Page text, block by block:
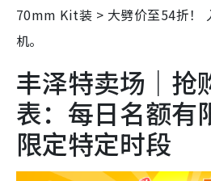
70mm Kit装 > 大劈价至54折！
机。
丰泽特卖场｜抢
表：每日名额有
限定特定时段